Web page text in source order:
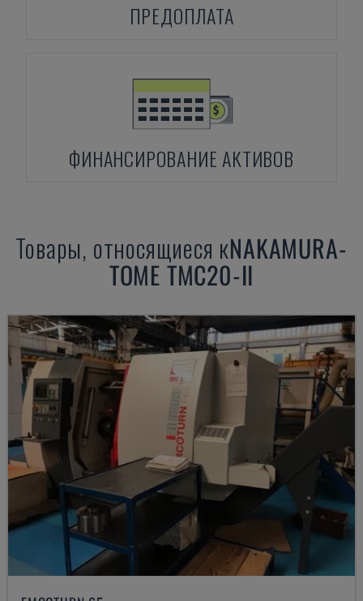
ПРЕДОПЛАТА
ФИНАНСИРОВАНИЕ АКТИВОВ
Товары, относящиеся кNAKAMURA-
TOME TMC20-II